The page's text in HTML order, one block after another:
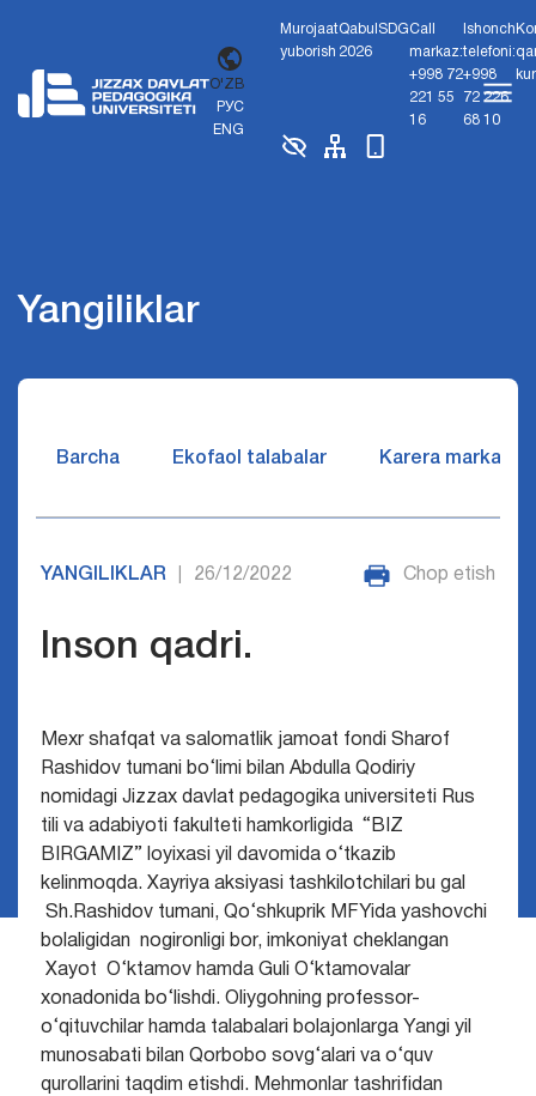
O'ZB
РУС
ENG
Murojaat
yuborish
Qabul
2026
SDGCall
markaz:
+998 72
221 55
16
Ishonch
telefoni:
+998
72 226
68 10
Yangiliklar
Barcha Ekofaol talabalar Karera markazi
YANGILIKLAR 26/12/2022 Chop etish
Inson qadri.
Mexr shafqat va salomatlik jamoat fondi Sharof
Rashidov tumani bo‘limi bilan Abdulla Qodiriy
nomidagi Jizzax davlat pedagogika universiteti Rus
tili va adabiyoti fakulteti hamkorligida “BIZ
BIRGAMIZ” loyixasi yil davomida o‘tkazib
kelinmoqda. Xayriya aksiyasi tashkilotchilari bu gal
Sh.Rashidov tumani, Qo‘shkuprik MFYida yashovchi
bolaligidan nogironligi bor, imkoniyat cheklangan
Xayot O‘ktamov hamda Guli O‘ktamovalar
xonadonida bo‘lishdi. Oliygohning professor-
o‘qituvchilar hamda talabalari bolajonlarga Yangi yil
munosabati bilan Qorbobo sovg‘alari va o‘quv
qurollarini taqdim etishdi. Mehmonlar tashrifidan